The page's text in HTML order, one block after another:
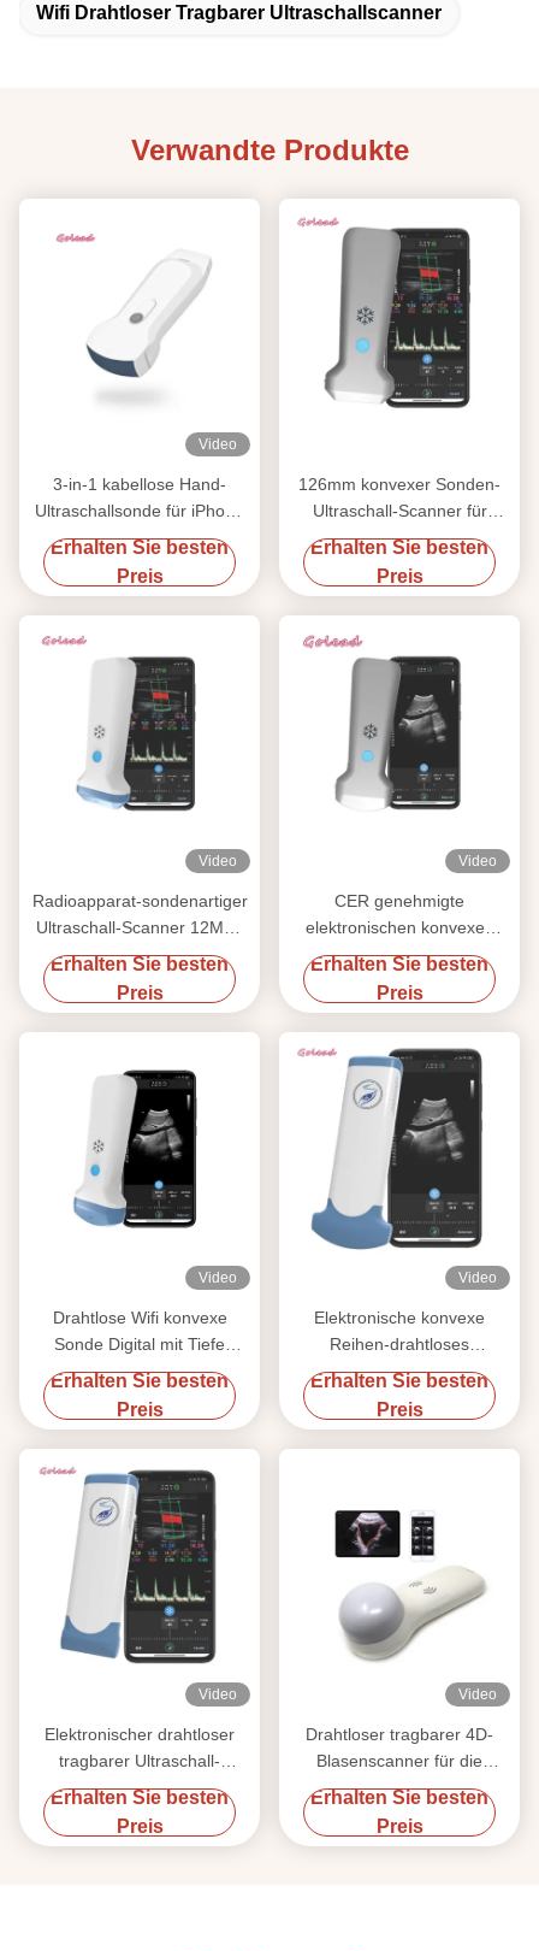
Wifi Drahtloser Tragbarer Ultraschallscanner
Verwandte Produkte
Video
3-in-1 kabellose Hand-
Ultraschallsonde für iPhone
mit konvexer, linearer und
Erhalten Sie besten
Preis
126mm konvexer Sonden-
Ultraschall-Scanner für
Gefäß-MSK-Nerv
Erhalten Sie besten
Preis
Video
Radioapparat-sondenartiger
Ultraschall-Scanner 12MHz
3000mAh für Iphone
Erhalten Sie besten
Preis
Video
CER genehmigte
elektronischen konvexen
Herzsonden-Ultraschall der
Erhalten Sie besten
Preis
Video
Drahtlose Wifi konvexe
Sonde Digital mit Tiefe
378mm mit 128 Elementen
Erhalten Sie besten
Preis
Video
Elektronische konvexe
Reihen-drahtloses
Ultraschall-Gerät für Handy
Erhalten Sie besten
Preis
Video
Elektronischer drahtloser
tragbarer Ultraschall-
Scanner 12MHz lineare
Reihe Wifi
Erhalten Sie besten
Preis
Video
Drahtloser tragbarer 4D-
Blasenscanner für die
Urinvolumenmessung am
Behandlungsort
Erhalten Sie besten
Preis